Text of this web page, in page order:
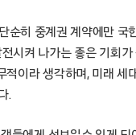
히 중계권 계약에만 국
시켜 나가는 좋은 기회가
적이라 생각하며, 미래 세
.